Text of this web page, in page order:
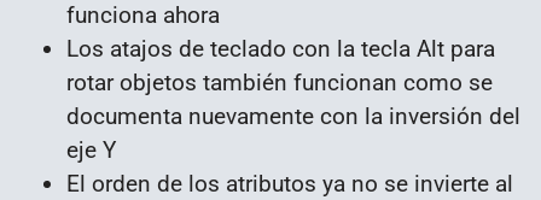
funciona ahora
Los atajos de teclado con la tecla Alt para
rotar objetos también funcionan como se
documenta nuevamente con la inversión del
eje Y
El orden de los atributos ya no se invierte al